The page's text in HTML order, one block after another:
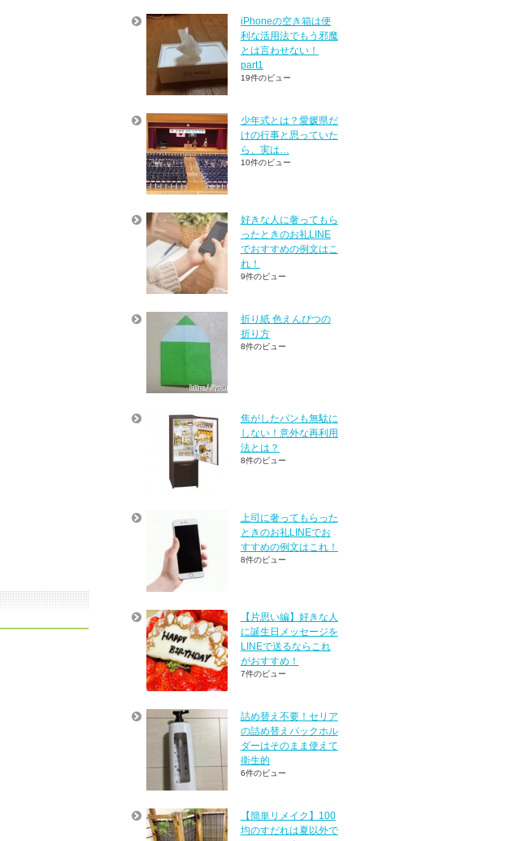
iPhoneの空き箱は便
利な活用法でもう邪魔
とは言わせない！
part1
19件のビュー
少年式とは？愛媛県だ
けの行事と思っていた
ら、実は…
10件のビュー
好きな人に奢ってもら
ったときのお礼LINE
でおすすめの例文はこ
れ！
9件のビュー
折り紙 色えんぴつの
折り方
8件のビュー
焦がしたパンも無駄に
しない！意外な再利用
法とは？
8件のビュー
上司に奢ってもらった
ときのお礼LINEでお
すすめの例文はこれ！
8件のビュー
【片思い編】好きな人
に誕生日メッセージを
LINEで送るならこれ
がおすすめ！
7件のビュー
詰め替え不要！セリア
の詰め替えパックホル
ダーはそのまま使えて
衛生的
6件のビュー
【簡単リメイク】100
均のすだれは夏以外で